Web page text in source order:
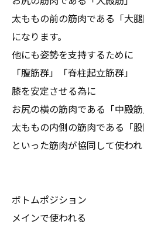
太ももの前の筋肉である「大腿
になります。
他にも姿勢を支持するために
「腹筋群」「脊柱起立筋群」
膝を安定させる為に
お尻の横の筋肉である「中殿筋
太ももの内側の筋肉である「股
といった筋肉が協同して使われ
ボトムポジション
メインで使われる